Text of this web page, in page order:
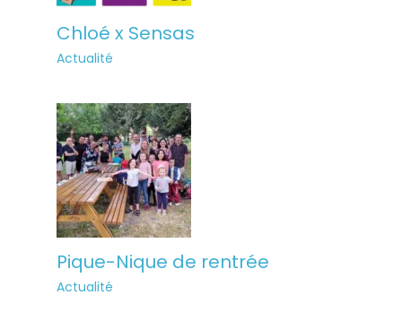
Chloé x Sensas
Actualité
Pique-Nique de rentrée
Actualité